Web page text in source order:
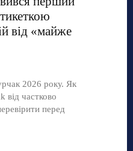
від «майже
2026 року. Як
від частково
перед